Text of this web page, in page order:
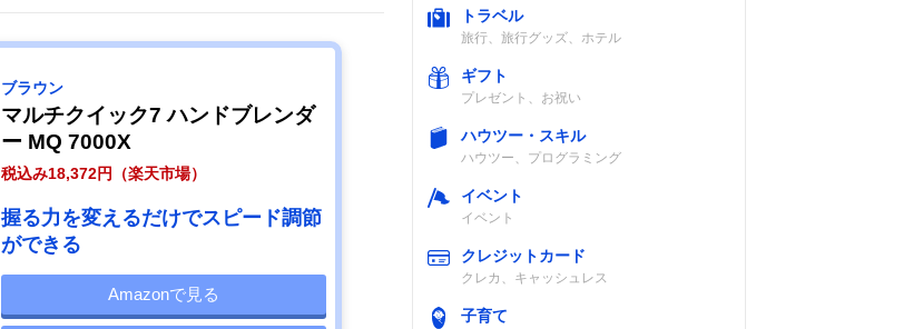
ブラウン
マルチクイック7 ハンドブレンダ
ー MQ 7000X
税込み18,372円（楽天市場）
握る力を変えるだけでスピード調節
ができる
Amazonで見る
トラベル
旅行、旅行グッズ、ホテル
ギフト
プレゼント、お祝い
ハウツー・スキル
ハウツー、プログラミング
イベント
イベント
クレジットカード
クレカ、キャッシュレス
子育て